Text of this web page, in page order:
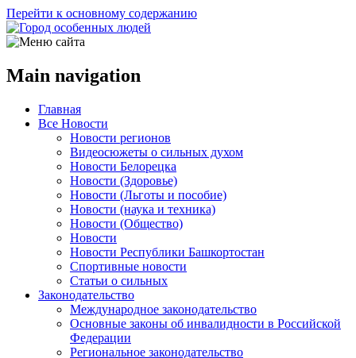
Перейти к основному содержанию
Main navigation
Главная
Все Новости
Новости регионов
Видеосюжеты о сильных духом
Новости Белорецка
Новости (Здоровье)
Новости (Льготы и пособие)
Новости (наука и техника)
Новости (Общество)
Новости
Новости Республики Башкортостан
Спортивные новости
Статьи о сильных
Законодательство
Международное законодательство
Основные законы об инвалидности в Российской
Федерации
Региональное законодательство